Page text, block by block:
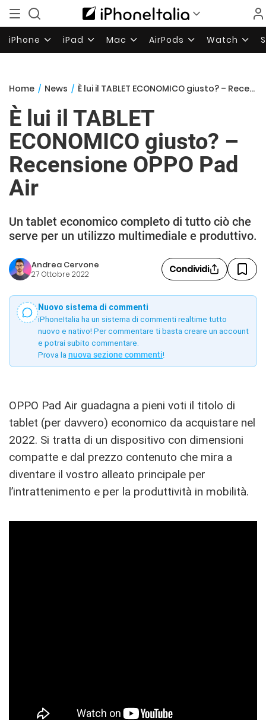
iPhone iPad Mac AirPods Watch
Home / News / È lui il TABLET ECONOMICO giusto? – Recensione OPPO Pad Air
È lui il TABLET
ECONOMICO giusto? –
Recensione OPPO Pad
Air
Un tablet economico completo di tutto ciò che
serve per un utilizzo multimediale e produttivo.
Andrea Cervone
27 Ottobre 2022 Condividi
Nuovo sistema di commenti
iPhoneItalia ha un sistema di commenti realtime tutto
nuovo e nativo! Per commentare ti basta creare un account
e potrai subito commentare.
Prova la nuova sezione commenti!
OPPO Pad Air guadagna a pieni voti il titolo di
tablet (per davvero) economico da acquistare nel
2022. Si tratta di un dispositivo con dimensioni
compatte e dal prezzo contenuto che mira a
diventare il vostro alleato principale per
l’intrattenimento e per la produttività in mobilità.